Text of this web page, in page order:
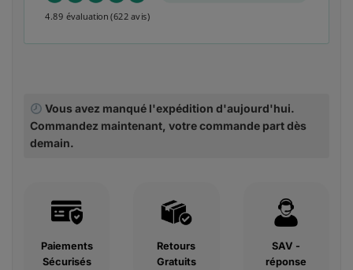
4.89 évaluation (622 avis)
Vous avez manqué l'expédition d'aujourd'hui.
Commandez maintenant, votre commande part dès
demain.
Paiements
Sécurisés
Retours
Gratuits
SAV -
réponse